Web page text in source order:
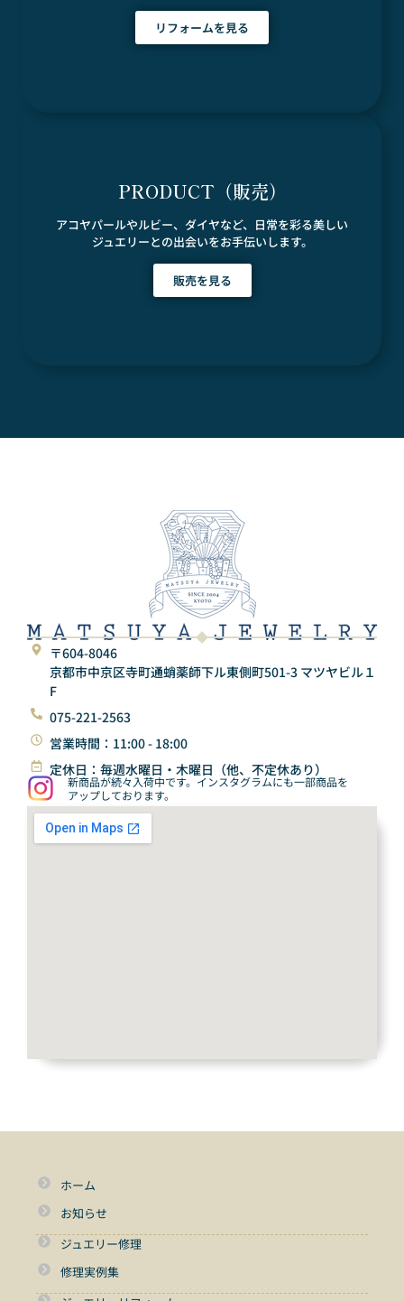
リフォームを見る
PRODUCT（販売）
アコヤパールやルビー、ダイヤなど、日常を彩る美しい
ジュエリーとの出会いをお手伝いします。
販売を見る
〒604-8046
京都市中京区寺町通蛸薬師下ル東側町501-3 マツヤビル１
F
075-221-2563
営業時間：11:00 - 18:00
定休日：毎週水曜日・木曜日（他、不定休あり）
新商品が続々入荷中です。インスタグラムにも一部商品を
アップしております。
ホーム
お知らせ
ジュエリー修理
修理実例集